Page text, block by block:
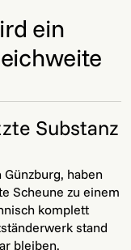
ein
Substanz
haben
Scheune zu einem
komplett
stand
bleiben.